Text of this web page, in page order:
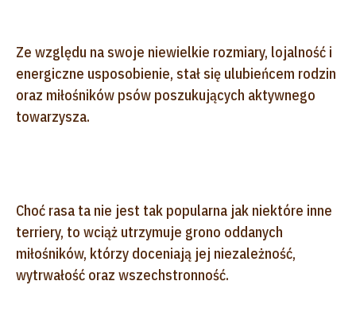
Ze względu na swoje niewielkie rozmiary, lojalność i
energiczne usposobienie, stał się ulubieńcem rodzin
oraz miłośników psów poszukujących aktywnego
towarzysza.
Choć rasa ta nie jest tak popularna jak niektóre inne
terriery, to wciąż utrzymuje grono oddanych
miłośników, którzy doceniają jej niezależność,
wytrwałość oraz wszechstronność.